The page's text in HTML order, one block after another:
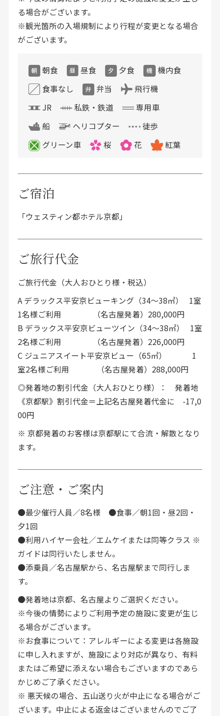
る場合がございます。
※観光箇所の入場規制により行程が変更となる場合
がございます。
朝食 昼食 夕食
機内食
食事なし
弁当
飛行機
JR
私鉄・鉄道
専用車
船
ヘリコプター
徒歩
グリーン車
桜 花 紅葉
ご宿泊
「ウェスティン都ホテル京都」
ご旅行代金
ご旅行代金（大人おひとり様・税込）
A デラックス平安京ビューキング（34〜38㎡） 1室
1名様ご利用 （名古屋発着）280,000円
B デラックス平安京ビューツイン（34〜38㎡） 1室
2名様ご利用 （名古屋発着）226,000円
C ジュニアスイート平安京ビュー（65㎡） 1
室2名様ご利用 （名古屋発着）288,000円
◎発着地の割引代金（大人おひとり様）： 発着地
《京都駅》割引代金＝上記名古屋発着代金に -17,0
00円
※ 京都発着のお客様は京都駅にて合流・解散となり
ます。
ご注意・ご案内
●最少催行人員／8名様 ●食事／朝1回・昼2回・
夕1回
●利用ハイヤー会社／エムケイまたは同等クラス ※
ガイドは同行いたしません。
●添乗員／名古屋駅から、名古屋駅まで同行しま
す。
●発着地は京都、名古屋よりご選択ください。
※今後の情勢によりご利用予定の施設に変更が生じ
る場合がございます。
※お食事について：アレルギーによる変更は各施設
に申し入れますが、施設により対応が異なり、有料
またはご希望に添えない場合もございますのであら
かじめご了承ください。
※ 悪天候の場合、五山送り火が中止になる場合がご
ざいます。中止による返金はございませんのでご了